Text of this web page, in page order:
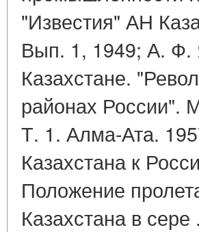
"Известия" АН
Вып. 1, 1949; А. Ф.
Казахстане.
районах России".
Т. 1. Алма-Ата.
Казахстана к
Положение
Казахстана в сере